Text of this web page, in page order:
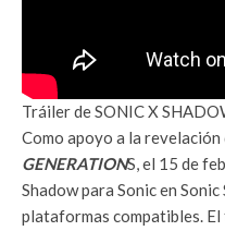
Tráiler de SONIC X
Como apoyo a la revelación
GENERATIONS, el 15 de
Shadow para Sonic en
plataformas compatibles.